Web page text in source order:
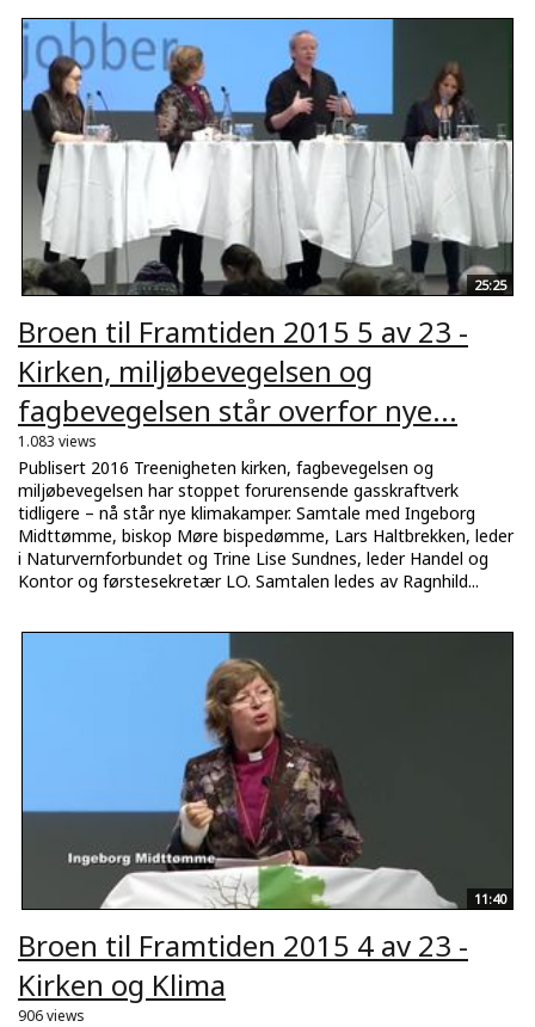
25:25
Broen til Framtiden 2015 5 av 23 -
Kirken, miljøbevegelsen og
fagbevegelsen står overfor nye...
1.083 views
Publisert 2016 Treenigheten kirken, fagbevegelsen og
miljøbevegelsen har stoppet forurensende gasskraftverk
tidligere – nå står nye klimakamper. Samtale med Ingeborg
Midttømme, biskop Møre bispedømme, Lars Haltbrekken, leder
i Naturvernforbundet og Trine Lise Sundnes, leder Handel og
Kontor og førstesekretær LO. Samtalen ledes av Ragnhild...
11:40
Broen til Framtiden 2015 4 av 23 -
Kirken og Klima
906 views